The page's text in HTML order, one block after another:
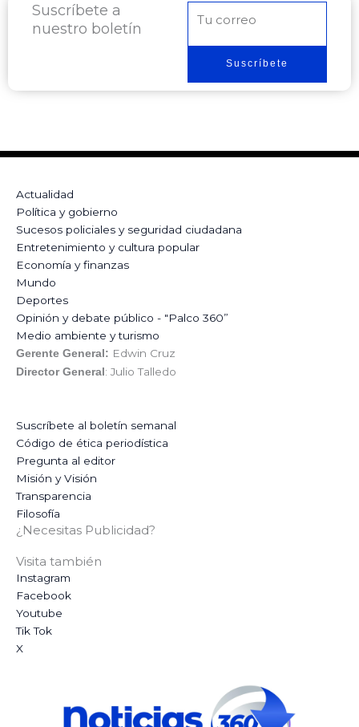
Suscríbete a
nuestro boletín
electrónico
Suscríbete
Actualidad
Política y gobierno
Sucesos policiales y seguridad ciudadana
Entretenimiento y cultura popular
Economía y finanzas
Mundo
Deportes
Opinión y debate público - "Palco 360”
Medio ambiente y turismo
Gerente General: Edwin Cruz
Director General : Julio Talledo
Suscríbete al boletín semanal
Código de ética periodística
Pregunta al editor
Misión y Visión
Transparencia
Filosofía
¿Necesitas Publicidad?
Visita también
Instagram
Facebook
Youtube
Tik Tok
X